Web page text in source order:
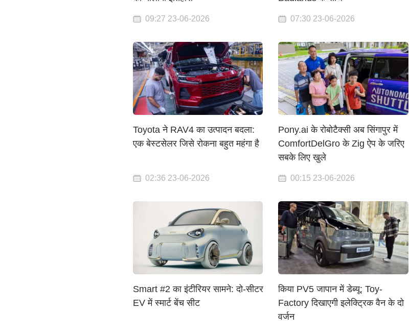
09:27 23-06-2026 07:30 23-06-2026
Toyota ने RAV4 का उत्पादन बदला:
एक बेस्टसेलर जिसे रोकना बहुत महंगा है
02:36 23-06-2026
Pony.ai के रोबोटैक्सी अब सिंगापुर में
ComfortDelGro के Zig ऐप के जरिए
सबके लिए खुले
00:15 23-06-2026
Smart #2 का इंटीरियर सामने: दो-सीटर
EV में स्मार्ट बेंच सीट
किया PV5 जापान में डेब्यू: Toy-
Factory दिखाएगी इलेक्ट्रिक वैन के दो
वर्जन